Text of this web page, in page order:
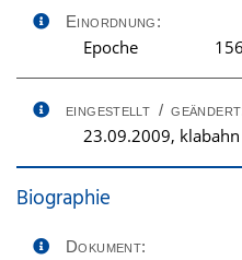
Einordnung:
Epoche
eingestellt /
23.09.2009,
Biographie
Dokument: